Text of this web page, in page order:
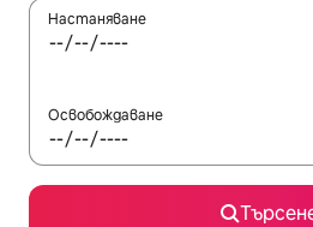
Настаняване
Освобождаване